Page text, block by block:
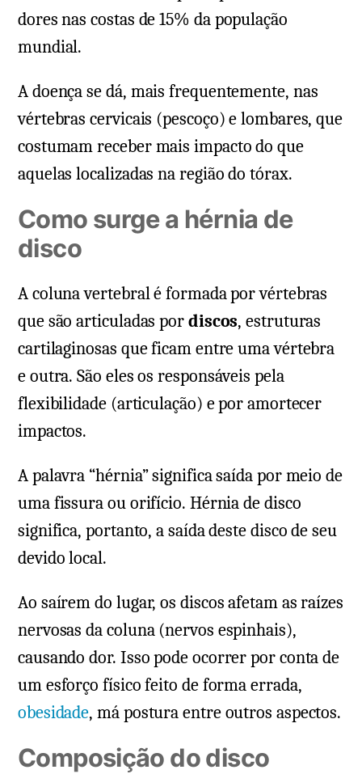
dores nas costas de 15% da população
mundial.
A doença se dá, mais frequentemente, nas
vértebras cervicais (pescoço) e lombares, que
costumam receber mais impacto do que
aquelas localizadas na região do tórax.
Como surge a hérnia de
disco
A coluna vertebral é formada por vértebras
que são articuladas pordiscos, estruturas
cartilaginosas que ficam entre uma vértebra
e outra. São eles os responsáveis pela
flexibilidade (articulação) e por amortecer
impactos.
A palavra “hérnia” significa saída por meio de
uma fissura ou orifício. Hérnia de disco
significa, portanto, a saída deste disco de seu
devido local.
Ao saírem do lugar, os discos afetam as raízes
nervosas da coluna (nervos espinhais),
causando dor. Isso pode ocorrer por conta de
um esforço físico feito de forma errada,
obesidade, má postura entre outros aspectos.
Composição do disco